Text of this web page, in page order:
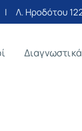
| Λ. Ηροδότου 122